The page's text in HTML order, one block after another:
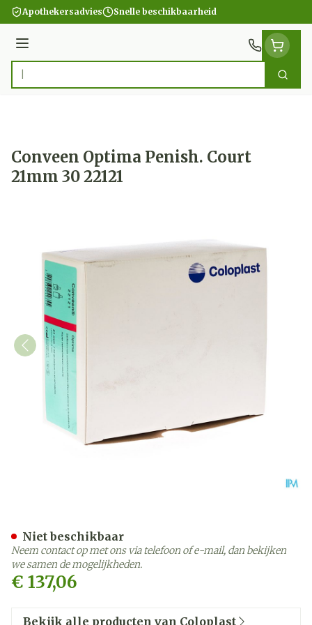
Ga naar de inhoud
Apothekersadvies Snelle beschikbaarheid
Menu
Product, merk, categorie... Zoek
Conveen Optima Penish. Court
21mm 30 22121
€ 137,06
Niet beschikbaar
Neem contact op met ons via telefoon of e-mail, dan bekijken
we samen de mogelijkheden.
Bekijk alle producten van Coloplast